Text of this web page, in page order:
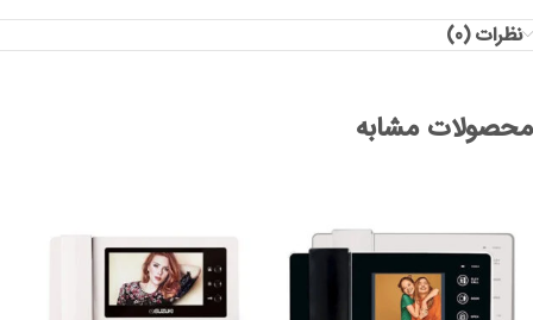
نظرات (0)
محصولات مشابه